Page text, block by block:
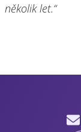
několik let.“